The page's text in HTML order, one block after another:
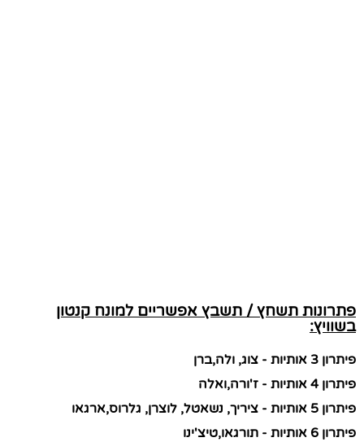
פתרונות תשחץ / תשבץ אפשריים למונח קנטון
בשוויץ:
פיתרון 3 אותיות - צוג, ולה,ברן
פיתרון 4 אותיות - ז'ורה,ואלה
פיתרון 5 אותיות - ציריך, נשאטל, לוצרן, גלרוס,ארגאו
פיתרון 6 אותיות - תורגאו,טיצ'ינו